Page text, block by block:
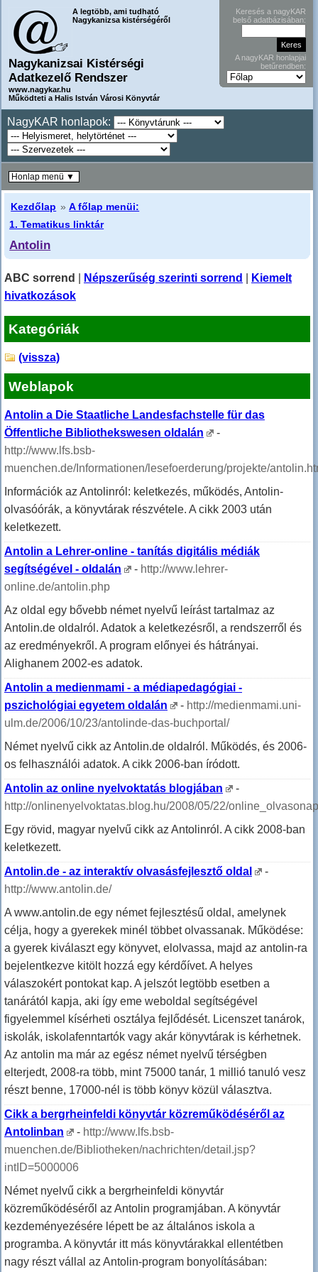
A legtöbb, ami tudható
Nagykanizsa kistérségéről
Nagykanizsai Kistérségi
Adatkezelő Rendszer
www.nagykar.hu
Működteti a Halis István Városi Könyvtár
Keresés a nagyKAR
belső adatbázisában:
A nagyKAR honlapjai
betűrendben:
NagyKAR honlapok:
Kezdőlap »A főlap menüi:
1. Tematikus linktár
Antolin
ABC sorrend Népszerűség szerinti sorrend
Kiemelt
hivatkozások
Kategóriák
(vissza)
Weblapok
Antolin a Die Staatliche Landesfachstelle für das
Öffentliche Bibliothekswesen oldalán
-
http://www.lfs.bsb-
muenchen.de/Informationen/lesefoerderung/projekte/
Információk az Antolinról: keletkezés, működés, Antolin-
olvasóórák, a könyvtárak részvétele. A cikk 2003 után
keletkezett.
Antolin a Lehrer-online - tanítás digitális médiák
segítségével - oldalán
- http://www.lehrer-
online.de/antolin.php
Az oldal egy bővebb német nyelvű leírást tartalmaz az
Antolin.de oldalról. Adatok a keletkezésről, a rendszerről és
az eredményekről. A program előnyei és hátrányai.
Alighanem 2002-es adatok.
Antolin a medienmami - a médiapedagógiai -
pszichológiai egyetem oldalán
- http://medienmami.uni-
ulm.de/2006/10/23/antolinde-das-buchportal/
Német nyelvű cikk az Antolin.de oldalról. Működés, és 2006-
os felhasználói adatok. A cikk 2006-ban íródott.
Antolin az online nyelvoktatás blogjában
-
http://onlinenyelvoktatas.blog.hu/2008/05/22/
Egy rövid, magyar nyelvű cikk az Antolinról. A cikk 2008-ban
keletkezett.
Antolin.de - az interaktív olvasásfejlesztő oldal
-
http://www.antolin.de/
A www.antolin.de egy német fejlesztésű oldal, amelynek
célja, hogy a gyerekek minél többet olvassanak. Működése:
a gyerek kiválaszt egy könyvet, elolvassa, majd az antolin-ra
bejelentkezve kitölt hozzá egy kérdőívet. A helyes
válaszokért pontokat kap. A jelszót legtöbb esetben a
tanárától kapja, aki így eme weboldal segítségével
figyelemmel kísérheti osztálya fejlődését. Licenszet tanárok,
iskolák, iskolafenntartók vagy akár könyvtárak is kérhetnek.
Az antolin ma már az egész német nyelvű térségben
elterjedt, 2008-ra több, mint 75000 tanár, 1 millió tanuló vesz
részt benne, 17000-nél is több könyv közül választva.
Cikk a bergrheinfeldi könyvtár közreműködéséről az
Antolinban
- http://www.lfs.bsb-
muenchen.de/Bibliotheken/nachrichten/detail.jsp?
intID=5000006
Német nyelvű cikk a bergrheinfeldi könyvtár
közreműködéséről az Antolin programjában. A könyvtár
kezdeményezésére lépett be az általános iskola a
programba. A könyvtár itt más könyvtárakkal ellentétben
nagy részt vállal az Antolin-program bonyolításában:
Honlap menü ▼